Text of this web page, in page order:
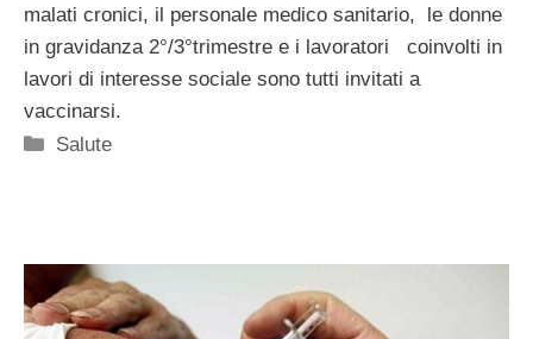
malati cronici, il personale medico sanitario, le donne
in gravidanza 2°/3°trimestre e i lavoratori coinvolti in
lavori di interesse sociale sono tutti invitati a
vaccinarsi.
Categorie
Salute